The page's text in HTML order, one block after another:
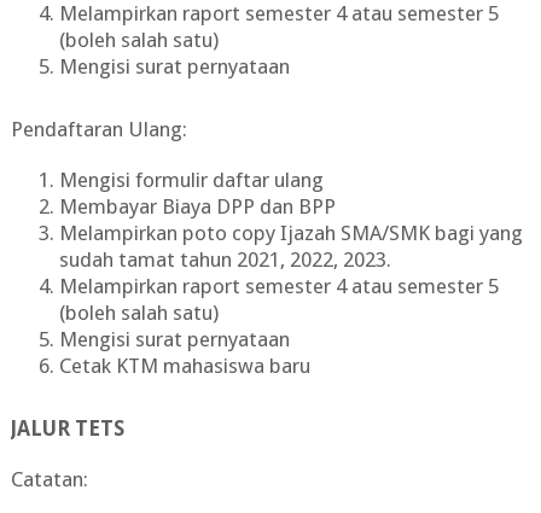
Melampirkan raport semester 4 atau semester 5
(boleh salah satu)
Mengisi surat pernyataan
Pendaftaran Ulang:
Mengisi formulir daftar ulang
Membayar Biaya DPP dan BPP
Melampirkan poto copy Ijazah SMA/SMK bagi yang
sudah tamat tahun 2021, 2022, 2023.
Melampirkan raport semester 4 atau semester 5
(boleh salah satu)
Mengisi surat pernyataan
Cetak KTM mahasiswa baru
JALUR TETS
Catatan: